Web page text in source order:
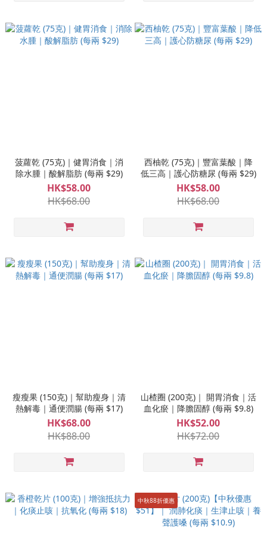
菠蘿乾 (75克)｜健胃消食｜消
除水腫｜酸解脂肪 (每兩 $29)
HK$58.00
HK$68.00
西柚乾 (75克)｜豐富葉酸｜降
低三高｜護心防糖尿 (每兩 $29)
HK$58.00
HK$68.00
瘦瘦果 (150克)｜幫助瘦身｜清
熱解毒｜通便潤腸 (每兩 $17)
HK$68.00
HK$88.00
山楂圈 (200克)｜ 開胃消食｜活
血化瘀｜降膽固醇 (每兩 $9.8)
HK$52.00
HK$72.00
中秋88折優惠